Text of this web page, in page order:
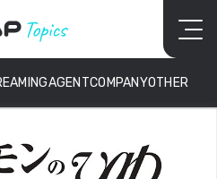
AGENTCOMPANYOTHER